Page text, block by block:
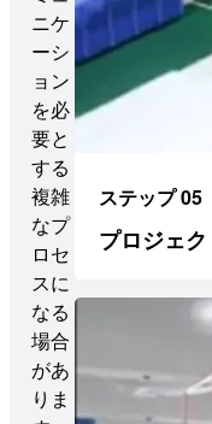
ニケ
ーシ
ョン
を必
要と
する
複雑
なプ
ロセ
スに
なる
場合
があ
りま
ステップ 05
プロジェ